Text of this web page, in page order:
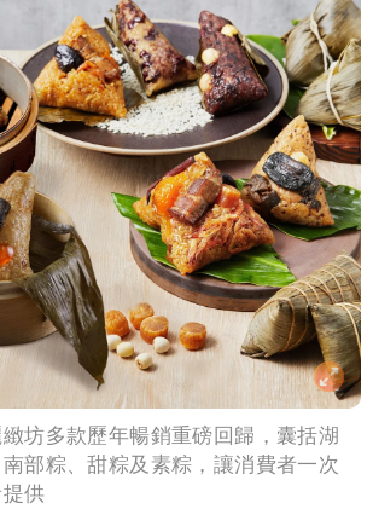
坊多款歷年暢銷重磅回歸，囊括湖
部粽、甜粽及素粽，讓消費者一次
供